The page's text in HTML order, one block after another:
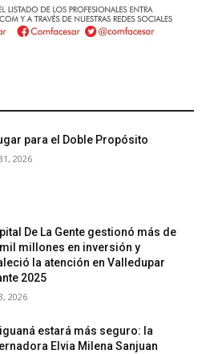
para el Doble Propósito
2026
De La Gente gestionó más de
millones en inversión y
la atención en Valledupar
2025
2026
estará más seguro: la
Elvia Milena Sanjuan